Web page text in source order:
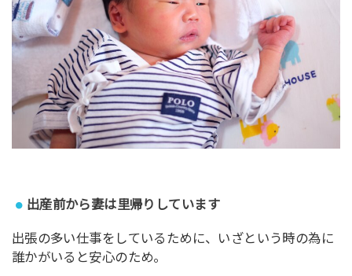
出産前から妻は里帰りしています
出張の多い仕事をしているために、いざという時の為に
誰かがいると安心のため。